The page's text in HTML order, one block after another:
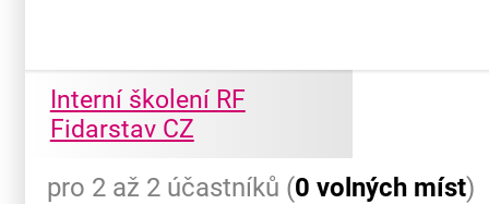
Interní školení RF
Fidarstav CZ
pro 2 až 2 účastníků (0 volných míst)